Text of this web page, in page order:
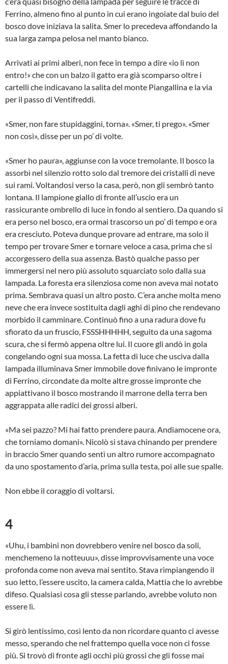
Ferrino, almeno fino al punto in cui erano ingoiate dal buio del
bosco dove iniziava la salita. Smer lo precedeva affondando la
sua larga zampa pelosa nel manto bianco.
Arrivati ai primi alberi, non fece in tempo a dire «io lì non
entro!» che con un balzo il gatto era già scomparso oltre i
cartelli che indicavano la salita del monte Piangallina e la via
per il passo di Ventifreddi.
«Smer, non fare stupidaggini, torna». «Smer, ti prego». «Smer
non così», disse per un po’ di volte.
«Smer ho paura», aggiunse con la voce tremolante. Il bosco la
assorbì nel silenzio rotto solo dal tremore dei cristalli di neve
sui rami. Voltandosi verso la casa, però, non gli sembrò tanto
lontana. Il lampione giallo di fronte all’uscio era un
rassicurante ombrello di luce in fondo al sentiero. Da quando si
era perso nel bosco, era ormai trascorso un po’ di tempo e ora
era cresciuto. Poteva dunque provare ad entrare, ma solo il
tempo per trovare Smer e tornare veloce a casa, prima che si
accorgessero della sua assenza. Bastò qualche passo per
immergersi nel nero più assoluto squarciato solo dalla sua
lampada. La foresta era silenziosa come non aveva mai notato
prima. Sembrava quasi un altro posto. C’era anche molta meno
neve che era invece sostituita dagli aghi di pino che rendevano
morbido il camminare. Continuò fino a una radura dove fu
sfiorato da un fruscio, FSSSHHHHH, seguito da una sagoma
scura, che si fermò appena oltre lui. Il cuore gli andò in gola
congelando ogni sua mossa. La fetta di luce che usciva dalla
lampada illuminava Smer immobile dove finivano le impronte
di Ferrino, circondate da molte altre grosse impronte che
appiattivano il bosco mostrando il marrone della terra ben
aggrappata alle radici dei grossi alberi.
«Ma sei pazzo? Mi hai fatto prendere paura. Andiamocene ora,
che torniamo domani». Nicolò si stava chinando per prendere
in braccio Smer quando sentì un altro rumore accompagnato
da uno spostamento d’aria, prima sulla testa, poi alle sue spalle.
Non ebbe il coraggio di voltarsi.
4
«Uhu, i bambini non dovrebbero venire nel bosco da soli,
menchemeno la notteuuu», disse improvvisamente una voce
profonda come non aveva mai sentito. Stava rimpiangendo il
suo letto, l’essere uscito, la camera calda, Mattia che lo avrebbe
difeso. Qualsiasi cosa gli stesse parlando, avrebbe voluto non
essere lì.
Si girò lentissimo, così lento da non ricordare quanto ci avesse
messo, sperando che nel frattempo quella voce non ci fosse
più. Si trovò di fronte agli occhi più grossi che gli fosse mai